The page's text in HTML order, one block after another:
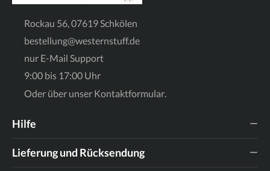
Rockau 56, 07619 Schkölen
bestellung@westernstuff.de
nur E-Mail Support
9:00 bis 17:00 Uhr
Oder über unser Kontaktformular
Hilfe
Lieferung und Rücksendung